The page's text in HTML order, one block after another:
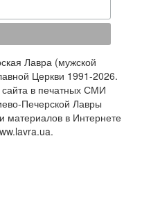
Лавра (мужской
Церкви 1991-2026.
в печатных СМИ
Печерской Лавры
материалов в Интернете